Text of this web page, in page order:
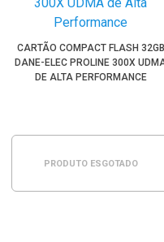
CARTÃO COMPACT FLASH 32GB
DANE-ELEC PROLINE 300X
DE ALTA PERFORMANCE
PRODUTO ESGOTADO